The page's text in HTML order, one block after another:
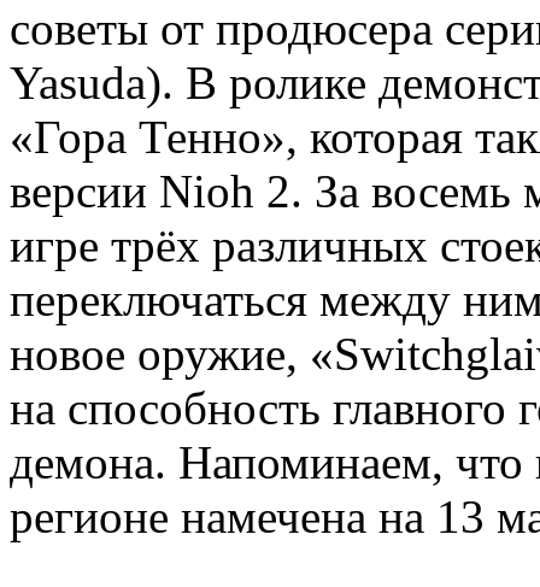
советы от продюсера
Yasuda). В ролике
«Гора Тенно», которая
версии Nioh 2. За восемь
игре трёх различных
переключаться между
новое оружие,
на способность главного
демона. Напоминаем, что
регионе намечена на 13